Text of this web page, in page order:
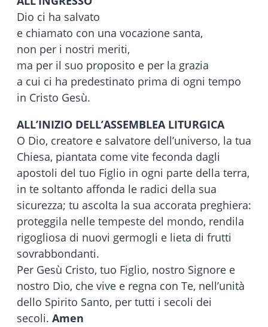
Dio ci ha salvato
e chiamato con una vocazione santa,
non per i nostri meriti,
ma per il suo proposito e per la grazia
a cui ci ha predestinato prima di ogni tempo
in Cristo Gesù.
ALL’INIZIO DELL’ASSEMBLEA LITURGICA
O Dio, creatore e salvatore dell’universo, la tua
Chiesa, piantata come vite feconda dagli
apostoli del tuo Figlio in ogni parte della terra,
in te soltanto affonda le radici della sua
sicurezza; tu ascolta la sua accorata preghiera:
proteggila nelle tempeste del mondo, rendila
rigogliosa di nuovi germogli e lieta di frutti
sovrabbondanti.
Per Gesù Cristo, tuo Figlio, nostro Signore e
nostro Dio, che vive e regna con Te, nell’unità
dello Spirito Santo, per tutti i secoli dei
secoli. Amen